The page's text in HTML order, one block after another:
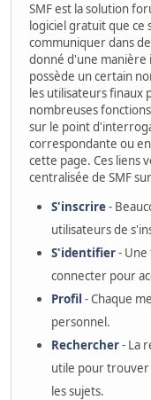
SMF est la solution
logiciel gratuit que ce
communiquer dans
donné d'une manière
possède un certain
les utilisateurs finaux
nombreuses
sur le point
correspondante ou
cette page. Ces liens
centralisée de SMF
S'inscrire-
utilisateurs de
S'identifier- Une
connecter pour
Profil - Chaque
personnel.
Rechercher- La
utile pour trouver
les sujets.